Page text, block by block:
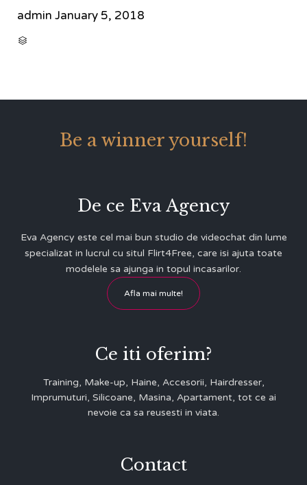
admin January 5, 2018

Be a winner yourself!
De ce Eva Agency
Eva Agency este cel mai bun studio de videochat din lume
specializat in lucrul cu situl Flirt4Free, care isi ajuta toate
modelele sa ajunga in topul incasarilor.
Afla mai multe!
Ce iti oferim?
Training, Make-up, Haine, Accesorii, Hairdresser,
Imprumuturi, Silicoane, Masina, Apartament, tot ce ai
nevoie ca sa reusesti in viata.
Contact